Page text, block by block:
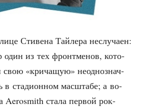
Сти­ве­на Тай­ле­ра неслу­ча­ен:
один из тех фронт­ме­нов, кото­
свою «кри­ча­щую» неод­но­знач­
в ста­ди­он­ном мас­шта­бе; а во-
Aerosmith ста­ла пер­вой рок-